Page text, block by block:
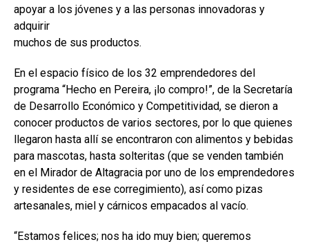
apoyar a los jóvenes y a las personas innovadoras y
adquirir
muchos de sus productos.
En el espacio físico de los 32 emprendedores del
programa “Hecho en Pereira, ¡lo compro!”, de la Secretaría
de Desarrollo Económico y Competitividad, se dieron a
conocer productos de varios sectores, por lo que quienes
llegaron hasta allí se encontraron con alimentos y bebidas
para mascotas, hasta solteritas (que se venden también
en el Mirador de Altagracia por uno de los emprendedores
y residentes de ese corregimiento), así como pizas
artesanales, miel y cárnicos empacados al vacío.
“Estamos felices; nos ha ido muy bien; queremos